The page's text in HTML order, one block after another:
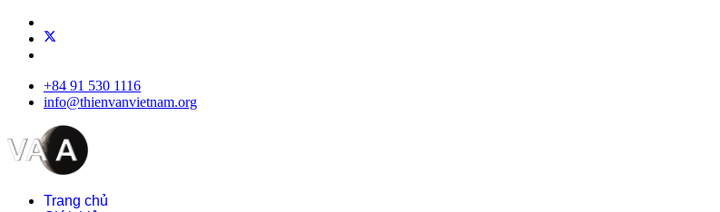
+84 91 530 1116
info@thienvanvietnam.org
Trang chủ